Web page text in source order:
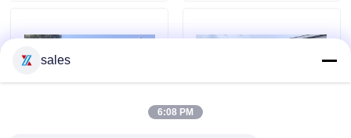
폼 소방차
sales
6:08 PM